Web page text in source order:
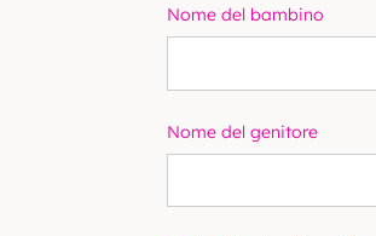
Nome del bambino
Nome del genitore